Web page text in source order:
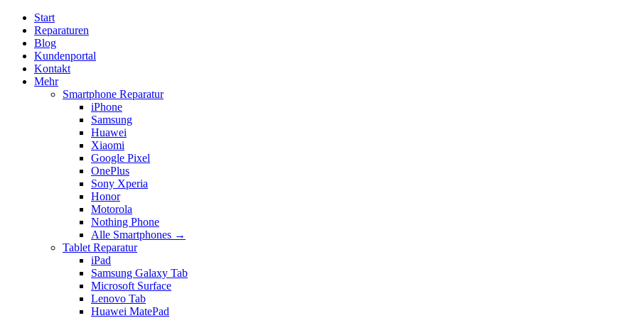
Start
Reparaturen
Blog
Kundenportal
Kontakt
Mehr
Smartphone Reparatur
iPhone
Samsung
Huawei
Xiaomi
Google Pixel
OnePlus
Sony Xperia
Honor
Motorola
Nothing Phone
Alle Smartphones →
Tablet Reparatur
iPad
Samsung Galaxy Tab
Microsoft Surface
Lenovo Tab
Huawei MatePad